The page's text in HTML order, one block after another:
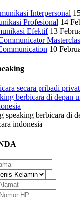
Interpersonal
Profesional 14
Efektif 13
10
speaking berbicara di
indonesia